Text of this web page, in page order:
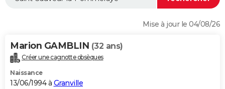
Destinations
City break
Voyage nature
Voyage de noces
Forum
Climat
+PHOTO
GUIDES D'ACHAT
Mise à jour le 04/08/26
Marion GAMBLIN (32 ans)
Créer une cagnotte obsèques
Naissance
13/06/1994 à Granville